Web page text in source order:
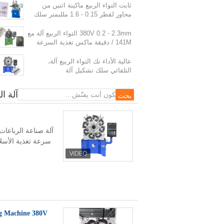
عشرة محاور المحوسبة التواء الربيع
ثابت التواء الربيع ماكينة اثنين من
محاور لقطر 0.15 - 1.6 ملليمتر سلك
380V 0.2 - 2.3mm التواء الربيع آلة مع
141M / دقيقة ماكس تغذية السرعة
عالية الأداء نك التواء الربيع آلة،
التلقائي سلك تشكيل آلة
آلة
Machine 380V